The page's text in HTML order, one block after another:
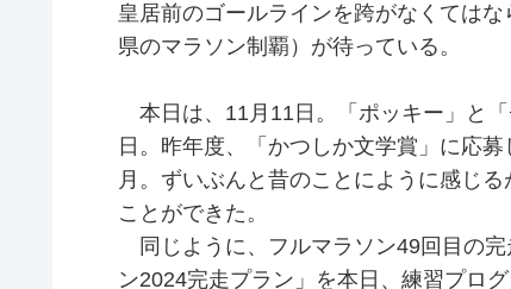
皇居前のゴールラインを跨がなくては
県のマラソン制覇）が待っている。
本日は、11月11日。「ポッキー」と
日。昨年度、「かつしか文学賞」に応
月。ずいぶんと昔のことにように感じ
ことができた。
同じように、フルマラソン49回目の
ン2024完走プラン」を本日、練習プロ